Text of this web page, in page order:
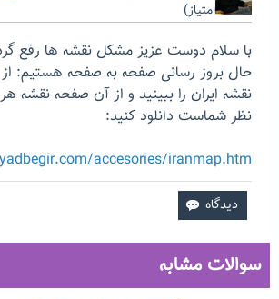
امتیاز)
با سلام دوست عزیز مشکل نقشه ها رفع
حال بروز رسانی صفحه به صفحه هستیم: از
نقشه ایران را ببینید و از آن صفحه نقشه
نظر شماست دانلود کنید:
accesories/iranmap.htm
سوالات مشابه